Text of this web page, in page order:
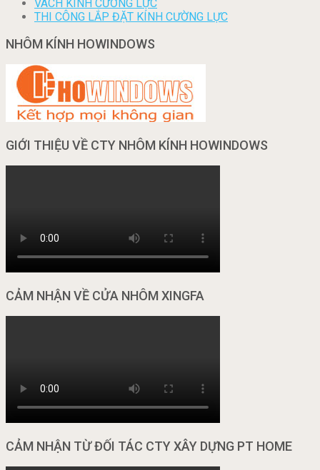
VÁCH KÍNH CƯỜNG LỰC
THI CÔNG LẮP ĐẶT KÍNH CƯỜNG LỰC
NHÔM KÍNH HOWINDOWS
GIỚI THIỆU VỀ CTY NHÔM KÍNH HOWINDOWS
CẢM NHẬN VỀ CỬA NHÔM XINGFA
CẢM NHẬN TỪ ĐỐI TÁC CTY XÂY DỰNG PT HOME